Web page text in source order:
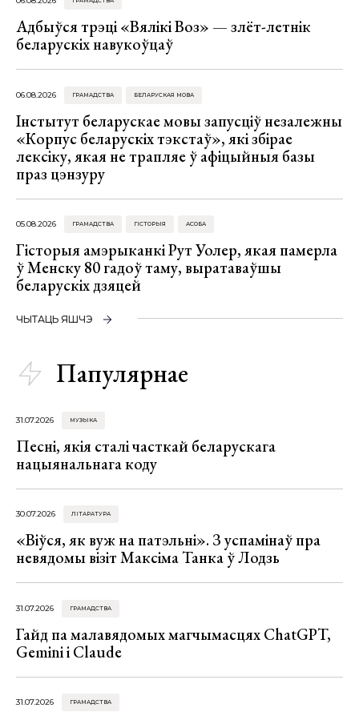
Адбыўся трэці «Вялікі Воз» — злёт-летнік
беларускіх навукоўцаў
06.08.2026 ГРАМАДСТВА БЕЛАРУСКАЯ МОВА
Інстытут беларускае мовы запусціў незалежны
«Корпус беларускіх тэкстаў», які збірае
лексіку, якая не трапляе ў афіцыйныя базы
праз цэнзуру
05.08.2026 ГРАМАДСТВА ГІСТОРЫЯ АСОБА
Гісторыя амэрыканкі Рут Уолер, якая памерла
ў Менску 80 гадоў таму, выратаваўшы
беларускіх дзяцей
ЧЫТАЦЬ ЯШЧЭ
Папулярнае
31.07.2026 МУЗЫКА
Песні, якія сталі часткай беларускага
нацыянальнага коду
30.07.2026 ЛІТАРАТУРА
«Віўся, як вуж на патэльні». З успамінаў пра
невядомы візіт Максіма Танка ў Лодзь
31.07.2026 ГРАМАДСТВА
Гайд па малавядомых магчымасцях ChatGPT,
Gemini і Claude
31.07.2026 ГРАМАДСТВА